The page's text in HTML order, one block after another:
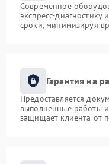
Современное
экспресс-диагностику
сроки, минимизируя
Гарантия на
Предоставляется
выполненные работы
защищает клиента от